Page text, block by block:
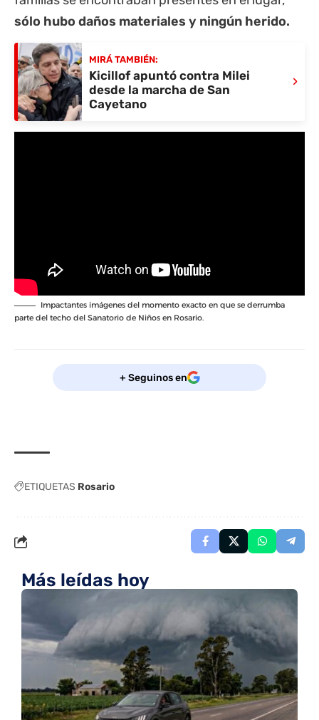
sólo hubo daños materiales y ningún herido.
MIRÁ TAMBIÉN:
Kicillof apuntó contra Milei
desde la marcha de San
Cayetano
›
Impactantes imágenes del momento exacto en que se derrumba
parte del techo del Sanatorio de Niños en Rosario.
+ Seguinos en
ETIQUETAS Rosario
Más leídas hoy